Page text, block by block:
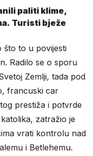
paliti klime,
Turisti bježe
što to u povijesti
Radilo se o sporu
Zemlji, tada pod
francuski car
prestiža i potvrde
zatražio je
vrati kontrolu nad
i Betlehemu.